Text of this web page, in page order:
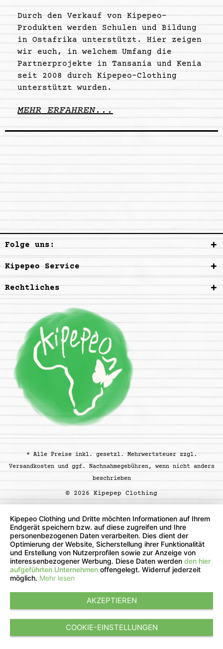
Durch den Verkauf von Kipepeo-
Produkten werden Schulen und Bildung
in Ostafrika unterstützt. Hier zeigen
wir euch, in welchem Umfang die
Partnerprojekte in Tansania und Kenia
seit 2008 durch Kipepeo-Clothing
unterstützt wurden.
MEHR ERFAHREN...
Folge uns:
Kipepeo Service
Rechtliches
* Alle Preise inkl. gesetzl. Mehrwertsteuer zzgl.
Versandkostenund ggf. Nachnahmegebühren, wenn nicht anders
beschrieben
© 2026 Kipepep Clothing
Kipepeo Clothing und Dritte möchten Informationen auf Ihrem
Endgerät speichern bzw. auf diese zugreifen und Ihre
personenbezogenen Daten verarbeiten. Dies dient der
Optimierung der Website, Sicherstellung ihrer Funktionalität
und Erstellung von Nutzerprofilen sowie zur Anzeige von
interessenbezogener Werbung. Diese Daten werden den hier
aufgeführten Unternehmen offengelegt. Widerruf jederzeit
möglich. Mehr lesen
AKZEPTIEREN
COOKIE-EINSTELLUNGEN